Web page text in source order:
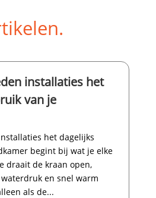
installaties het
van je
het dagelijks
begint bij wat je elke
draait de kraan open,
en snel warm
als de...